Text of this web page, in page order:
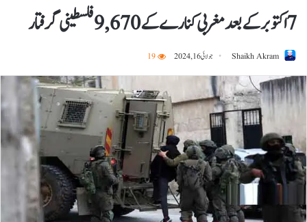
7 اکتوبرکے بعد مغربی کنارے کے 9,670 فلسطینی گرفتار
Shaikh Akram جولائی 16, 2024 19